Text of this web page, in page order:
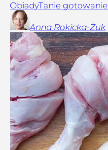
ObiadyTanie gotowanie
Anna Rokicka-Żuk